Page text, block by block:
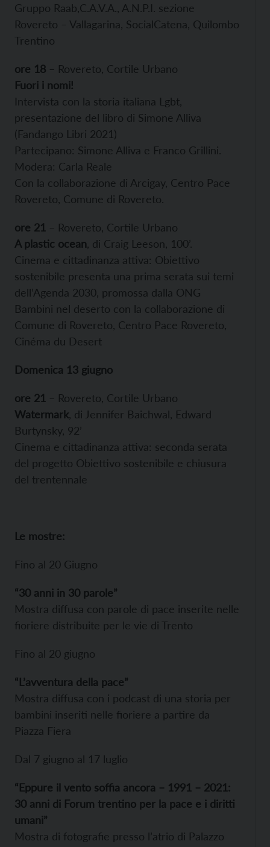
Gruppo Raab,C.A.V.A., A.N.P.I. sezione
Rovereto – Vallagarina, SocialCatena, Quilombo
Trentino
ore 18 – Rovereto, Cortile Urbano
Fuori i nomi!
Intervista con la storia italiana Lgbt,
presentazione del libro di Simone Alliva
(Fandango Libri 2021)
Partecipano: Simone Alliva e Franco Grillini.
Modera: Carla Reale
Con la collaborazione di Arcigay, Centro Pace
Rovereto, Comune di Rovereto.
ore 21 – Rovereto, Cortile Urbano
A plastic ocean , di Craig Leeson, 100’.
Cinema e cittadinanza attiva: Obiettivo
sostenibile presenta una prima serata sui temi
dell’Agenda 2030, promossa dalla ONG
Bambini nel deserto con la collaborazione di
Comune di Rovereto, Centro Pace Rovereto,
Cinéma du Desert
Domenica 13 giugno
ore 21 – Rovereto, Cortile Urbano
Watermark , di Jennifer Baichwal, Edward
Burtynsky, 92’
Cinema e cittadinanza attiva: seconda serata
del progetto Obiettivo sostenibile e chiusura
del trentennale
Le mostre:
Fino al 20 Giugno
“30 anni in 30 parole”
Mostra diffusa con parole di pace inserite nelle
fioriere distribuite per le vie di Trento
Fino al 20 giugno
“L’avventura della pace”
Mostra diffusa con i podcast di una storia per
bambini inseriti nelle fioriere a partire da
Piazza Fiera
Dal 7 giugno al 17 luglio
“Eppure il vento soffia ancora – 1991 – 2021:
30 anni di Forum trentino per la pace e i diritti
umani”
Mostra di fotografie presso l’atrio di Palazzo